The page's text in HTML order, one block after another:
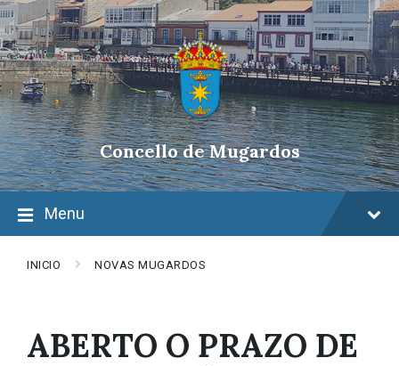
Skip
to
content
Skip
to
main
navigation
Skip
to
footer
Concello de Mugardos
Menu
INICIO NOVAS MUGARDOS
ABERTO O PRAZO DE